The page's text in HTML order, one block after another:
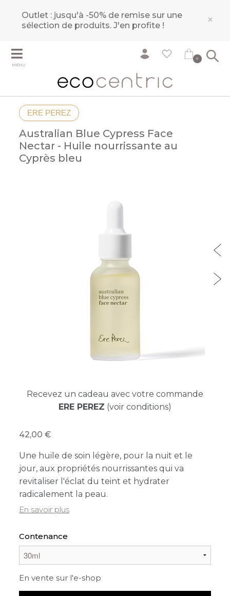
Outlet : jusqu'à -50% de remise sur une
sélection de produits.J'en profite ! ×
MENU
0
ERE PEREZ
Australian Blue Cypress Face
Nectar - Huile nourrissante au
Cyprès bleu
Recevez un cadeau avec votre commande
ERE PEREZ (voir conditions)
42,00
Une huile de soin légère, pour la nuit et le
jour, aux propriétés nourrissantes qui va
revitaliser l'éclat du teint et hydrater
radicalement la peau.
En savoir plus
Contenance
En vente sur l'e-shop